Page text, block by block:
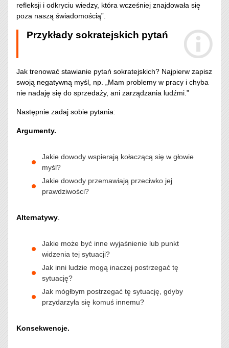
refleksji i odkryciu wiedzy, która wcześniej znajdowała się
poza naszą świadomością”.
Przykłady sokratejskich pytań
Jak trenować stawianie pytań sokratejskich? Najpierw zapisz
swoją negatywną myśl, np. „Mam problemy w pracy i chyba
nie nadaję się do sprzedaży, ani zarządzania ludźmi.”
Następnie zadaj sobie pytania:
Argumenty.
Jakie dowody wspierają kołaczącą się w głowie
myśl?
Jakie dowody przemawiają przeciwko jej
prawdziwości?
Alternatywy.
Jakie może być inne wyjaśnienie lub punkt
widzenia tej sytuacji?
Jak inni ludzie mogą inaczej postrzegać tę
sytuację?
Jak mógłbym postrzegać tę sytuację, gdyby
przydarzyła się komuś innemu?
Konsekwencje.